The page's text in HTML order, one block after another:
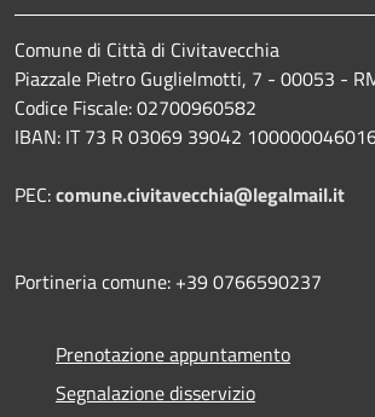
Comune di Città di Civitavecchia
Piazzale Pietro Guglielmotti, 7 - 00053 -
Codice Fiscale: 02700960582
IBAN: IT 73 R 03069 39042
PEC:comune.civitavecchia@legalmail.it
Portineria comune: +39 0766590237
Prenotazione appuntamento
Segnalazione disservizio